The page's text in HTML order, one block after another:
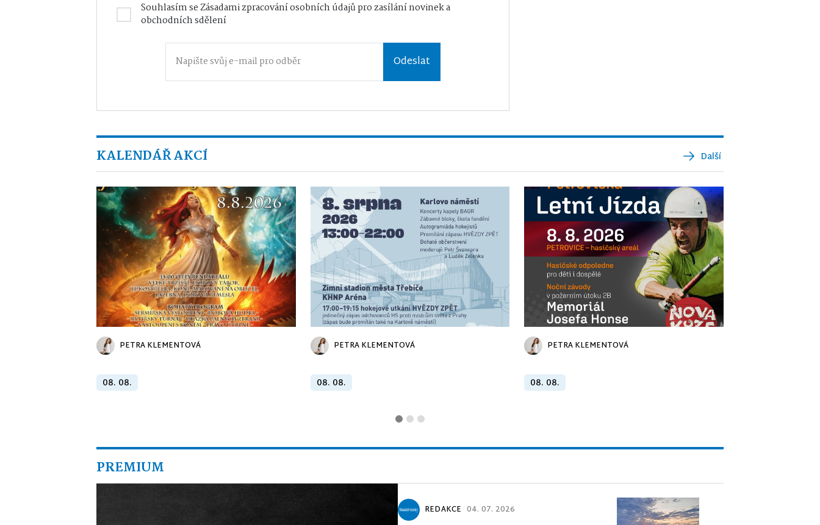
Souhlasím seZásadami zpracování osobních údajůpro zasílání novinek a
obchodních sdělení
Odeslat
KALENDÁŘ AKCÍ Další
PETRA KLEMENTOVÁ
08. 08.
PETRA KLEMENTOVÁ
08. 08.
PETRA KLEMENTOVÁ
08. 08.
PREMIUM
REDAKCE 04. 07. 2026